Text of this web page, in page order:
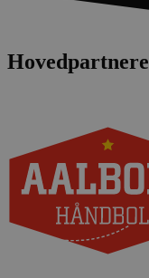
Hovedpartnere